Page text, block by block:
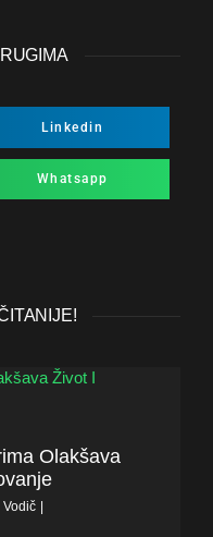
Linkedin
Whatsapp
Olakšava
Vodič